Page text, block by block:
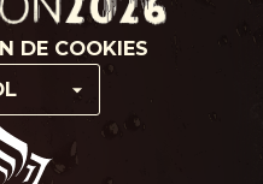
DE COOKIES